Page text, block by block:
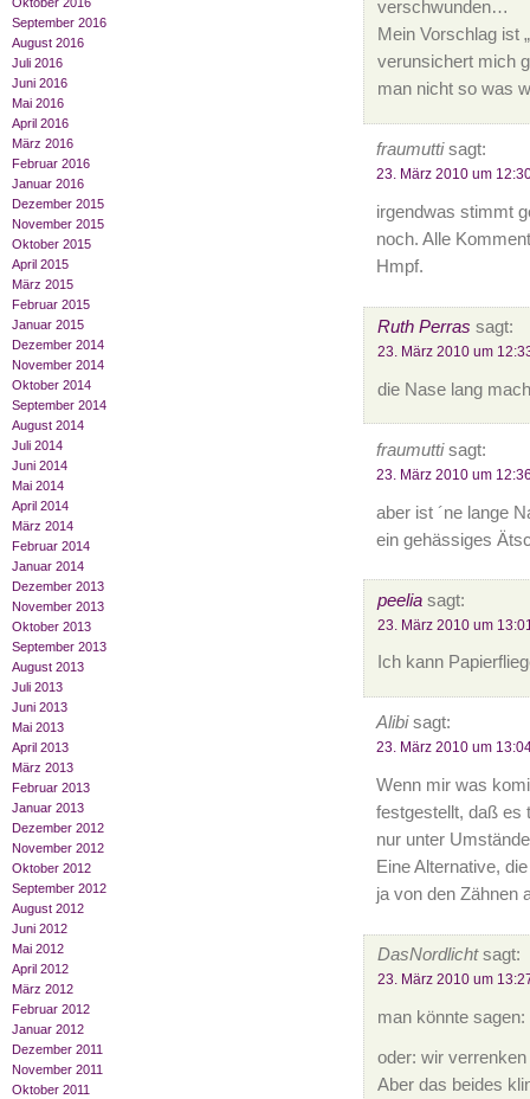
September 2016
August 2016
Juli 2016
Juni 2016
Mai 2016
April 2016
März 2016
Februar 2016
Januar 2016
Dezember 2015
November 2015
Oktober 2015
April 2015
März 2015
Februar 2015
Januar 2015
Dezember 2014
November 2014
Oktober 2014
September 2014
August 2014
Juli 2014
Juni 2014
Mai 2014
April 2014
März 2014
Februar 2014
Januar 2014
Dezember 2013
November 2013
Oktober 2013
September 2013
August 2013
Juli 2013
Juni 2013
Mai 2013
April 2013
März 2013
Februar 2013
Januar 2013
Dezember 2012
November 2012
Oktober 2012
September 2012
August 2012
Juni 2012
Mai 2012
April 2012
März 2012
Februar 2012
Januar 2012
Dezember 2011
November 2011
Oktober 2011
verschwunden…
Mein Vorschlag ist
verunsichert mich
man nicht so was
fraumuttisagt:
23. März 2010 um
irgendwas stimmt
noch. Alle
Hmpf.
Ruth Perras sagt:
23. März 2010 um
die Nase lang
fraumuttisagt:
23. März 2010 um
aber ist ´ne lange
ein gehässiges
peeliasagt:
23. März 2010 um
Ich kann
Alibisagt:
23. März 2010 um
Wenn mir was
festgestellt, daß es
nur unter
Eine Alternative,
ja von den Zähnen
DasNordlichtsagt:
23. März 2010 um
man könnte
oder: wir
Aber das beides